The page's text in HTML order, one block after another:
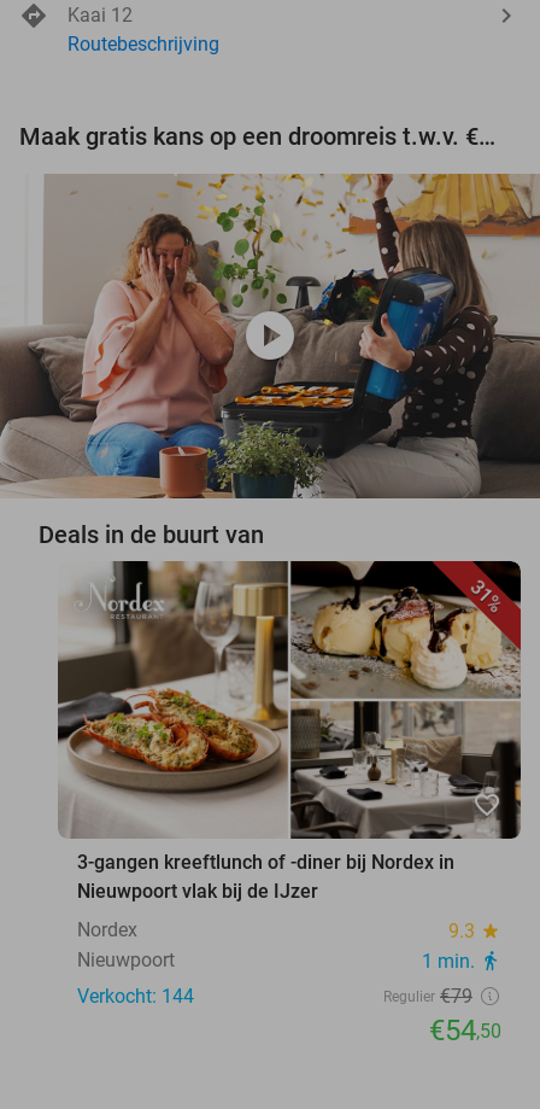
Kaai 12
Routebeschrijving
Maak gratis kans op een droomreis t.w.v. €3.000!
play_circle
Deals in de buurt van
31%
favorite_border
3-gangen kreeftlunch of -diner bij Nordex in
Nieuwpoort vlak bij de IJzer
Nordex
9.3 star
Nieuwpoort 1 min. directions_walk
Verkocht: 144 Regulier €79
€54,50